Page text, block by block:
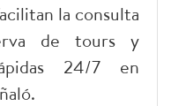
la consulta
de tours y
24/7 en